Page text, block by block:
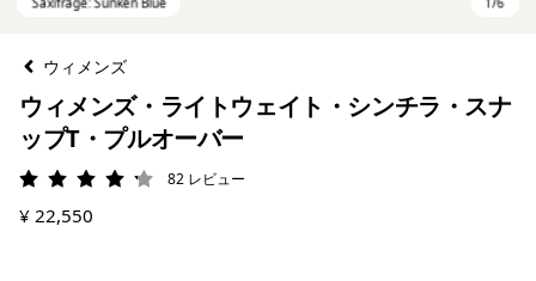
ウィメンズ
ウィメンズ・ライトウェイト・シンチラ・スナ
ップT・プルオーバー
評価: 4.2 / 5
82 レビュー
¥ 22,550